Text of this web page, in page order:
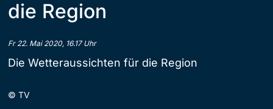
die Region
Fr 22. Mai 2020, 16.17 Uhr
Die Wetteraussichten für die Region
© TV